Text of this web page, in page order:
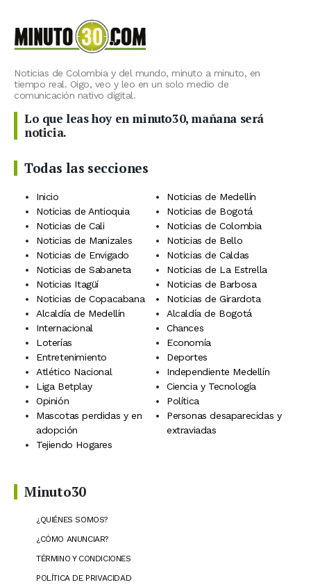
Noticias de Colombia y del mundo, minuto a minuto, en
tiempo real. Oigo, veo y leo en un solo medio de
comunicación nativo digital.
Lo que leas hoy en minuto30, mañana será
noticia.
Todas las secciones
Inicio
Noticias de Medellín
Noticias de Antioquia
Noticias de Bogotá
Noticias de Cali
Noticias de Colombia
Noticias de Manizales
Noticias de Bello
Noticias de Envigado
Noticias de Caldas
Noticias de Sabaneta
Noticias de La Estrella
Noticias Itagüí
Noticias de Barbosa
Noticias de Copacabana
Noticias de Girardota
Alcaldía de Medellín
Alcaldía de Bogotá
Internacional
Chances
Loterías
Economía
Entretenimiento
Deportes
Atlético Nacional
Independiente Medellín
Liga Betplay
Ciencia y Tecnología
Opinión
Política
Mascotas perdidas y en
adopción
Personas desaparecidas y
extraviadas
Tejiendo Hogares
Minuto30
¿QUIÉNES SOMOS?
¿CÓMO ANUNCIAR?
TÉRMINO Y CONDICIONES
POLÍTICA DE PRIVACIDAD